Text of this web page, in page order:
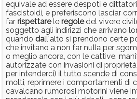
equivale ad essere despoti e
fascistoidi, e preferiscono lasciar
far rispettarele regoledel vivere
soggetto agli indirizzi che arrivano
quando dall'alto si prendono certe
che invitano a non far nulla per
o meglio ancora, con le cattive,
autorizzate con invasioni di
per intenderci) il tutto scende di
molti, reprimere i comportamenti di
cavalcano rumorosi motorini viene